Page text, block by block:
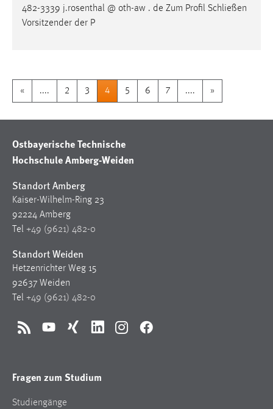
482-3339 j.rosenthal @ oth-aw . de Zum Profil Schließen
Vorsitzender der P
« .... 2 3 4 5 6 7 .... »
Ostbayerische Technische
Hochschule Amberg-Weiden
Standort Amberg
Kaiser-Wilhelm-Ring 23
92224 Amberg
Tel +49 (9621) 482-0
Standort Weiden
Hetzenrichter Weg 15
92637 Weiden
Tel +49 (9621) 482-0
RSS YouTubeXing LinkedInInstagramFacebook
Fragen zum Studium
Studiengänge